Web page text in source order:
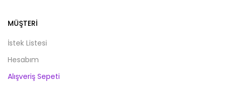
MÜŞTERI
İstek Listesi
Hesabım
Alışveriş Sepeti